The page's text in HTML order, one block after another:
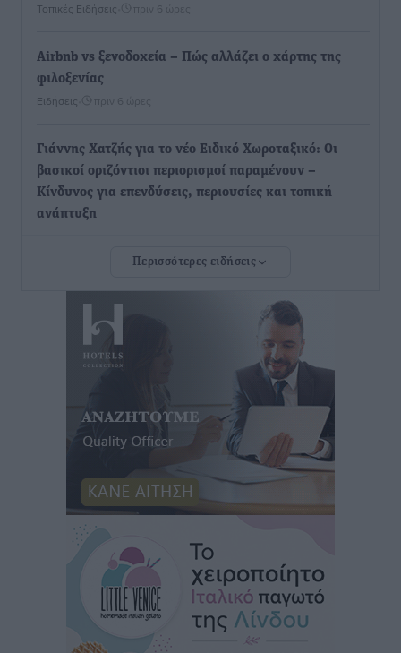
Τοπικές Ειδήσεις πριν 6 ώρες
Airbnb vs ξενοδοχεία – Πώς αλλάζει ο χάρτης της
φιλοξενίας
Ειδήσεις πριν 6 ώρες
Γιάννης Χατζής για το νέο Ειδικό Χωροταξικό: Οι
βασικοί οριζόντιοι περιορισμοί παραμένουν –
Κίνδυνος για επενδύσεις, περιουσίες και τοπική
ανάπτυξη
δεν υπάρχουν περιθώρια εφησυχασμού
πριν 6 ώρες
Στον Άγιο Νικόλαο Χάλκης ανοίγει ξανά το
ανανεωμένο εκκλησιαστικό μουσείο από τη Λέσχη
Lions Χάλκης
Τοπικές Ειδήσεις• πριν 6 ώρες
Ρόδος: «Βουλιάζει» από τουρίστες – Πάνω από 1 εκατ.
επιβάτες και 55 κρουαζιερόπλοια
Τοπικές Ειδήσεις
Γ’ Εθνική Κατηγορία: Οι ημερομηνίες των
αγωνιστικών της κανονικής περιόδου
πριν 12 ώρες
Περισσότερες ειδήσεις